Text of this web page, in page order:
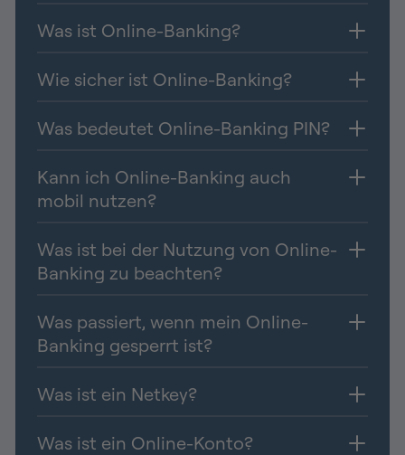
Was ist Online-Banking?
Wie sicher ist Online-Banking?
Was bedeutet Online-Banking PIN?
Kann ich Online-Banking auch
mobil nutzen?
Was ist bei der Nutzung von Online-
Banking zu beachten?
Was passiert, wenn mein Online-
Banking gesperrt ist?
Was ist ein Netkey?
Was ist ein Online-Konto?